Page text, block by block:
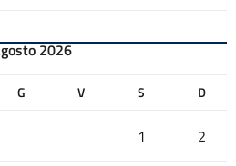
2026
G V S D
1 2